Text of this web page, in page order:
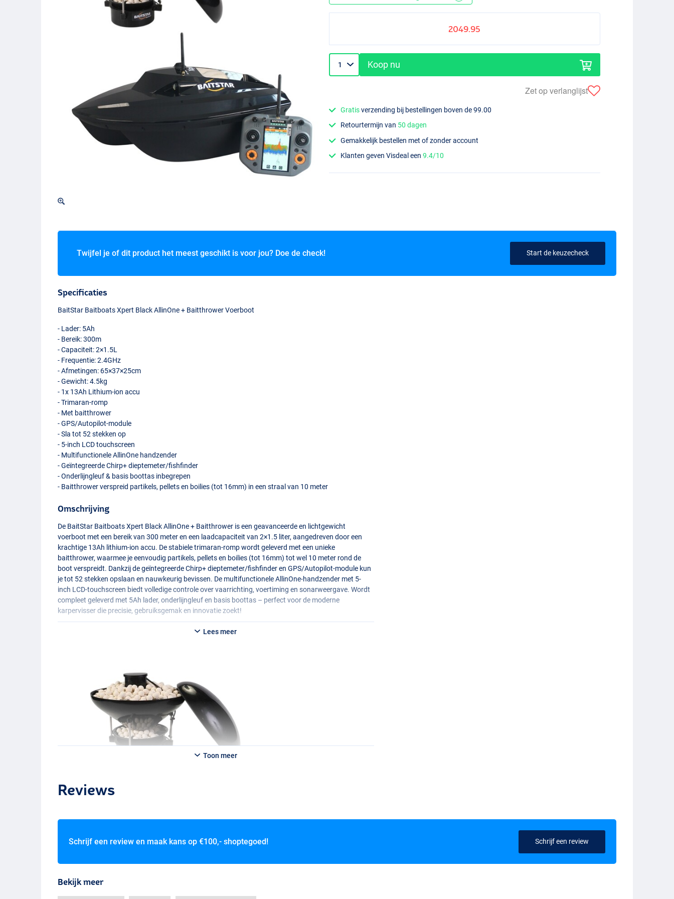
2049.95
Koop nu
Zet op verlanglijst
Gratisverzending bij bestellingen boven de 99.00
Retourtermijn van 50 dagen
Gemakkelijk bestellen met of zonder account
Klanten geven Visdeal een9.4/10
Twijfel je of dit product het meest geschikt is voor jou? Doe de check! Start de keuzecheck
Specificaties
BaitStar Baitboats Xpert Black AllinOne + Baitthrower Voerboot
- Lader: 5Ah
- Bereik: 300m
- Capaciteit: 2×1.5L
- Frequentie: 2.4GHz
- Afmetingen: 65×37×25cm
- Gewicht: 4.5kg
- 1x 13Ah Lithium-ion accu
- Trimaran-romp
- Met baitthrower
-GPS/Autopilot-module
- Sla tot 52 stekken op
- 5-inch LCDtouchscreen
- Multifunctionele AllinOne handzender
- Geïntegreerde Chirp+ dieptemeter/fishfinder
- Onderlijngleuf & basis boottas inbegrepen
- Baitthrower verspreid partikels, pellets en boilies (tot 16mm) in een straal van 10 meter
Omschrijving
De BaitStar Baitboats Xpert Black AllinOne + Baitthrower is een geavanceerde en lichtgewicht
voerboot met een bereik van 300 meter en een laadcapaciteit van 2×1.5 liter, aangedreven door een
krachtige 13Ah lithium-ion accu. De stabiele trimaran-romp wordt geleverd met een unieke
baitthrower, waarmee je eenvoudig partikels, pellets en boilies (tot 16mm) tot wel 10 meter rond de
boot verspreidt. Dankzij de geïntegreerde Chirp+ dieptemeter/fishfinder enGPS/Autopilot-module kun
je tot 52 stekken opslaan en nauwkeurig bevissen. De multifunctionele AllinOne-handzender met 5-
inch LCD-touchscreen biedt volledige controle over vaarrichting, voertiming en sonarweergave. Wordt
compleet geleverd met 5Ah lader, onderlijngleuf en basis boottas – perfect voor de moderne
karpervisser die precisie, gebruiksgemak en innovatie zoekt!
Lees meer
Toon meer
Reviews
Schrijf een review en maak kans op €100,- shoptegoed! Schrijf een review
Bekijk meer